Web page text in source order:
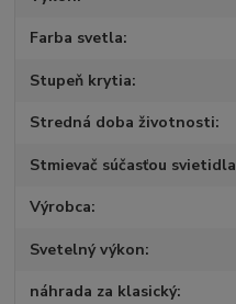
Farba svetla
Stupeň krytia
Stredná doba životnosti
Stmievač súčasťou svietidla
Výrobca
Svetelný výkon
náhrada za klasický